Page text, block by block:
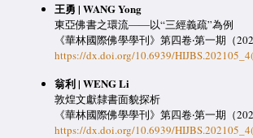
王勇 | WANG Yong
東亞佛書之環流――以“三經義疏”為例
《華林國際佛學學刊》第四卷‧第一期（
https://dx.doi.org/10.6939/
翁利 | WENG Li
敦煌文獻隸書面貌探析
《華林國際佛學學刊》第四卷‧第一期（
https://dx.doi.org/10.6939/